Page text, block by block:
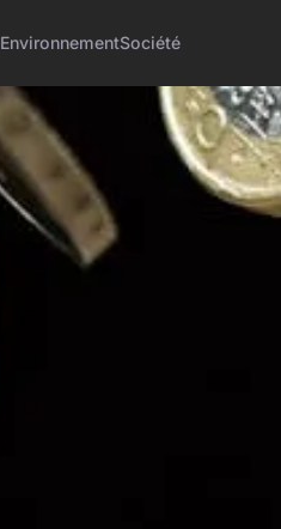
EnvironnementSociété